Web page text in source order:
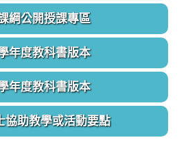
綱公開授課專區
年度教科書版本
年度教科書版本
協助教學或活動要點